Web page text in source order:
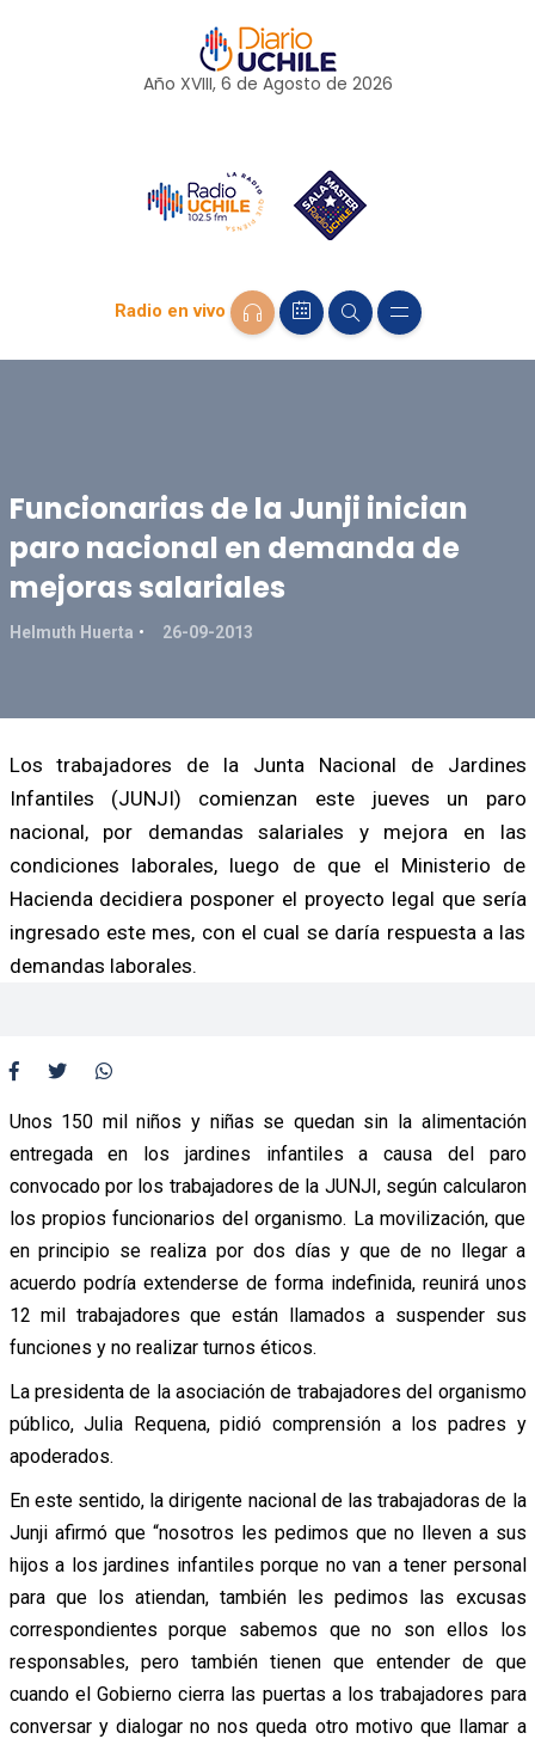
Año XVIII, 6 de Agosto de 2026
Radio en vivo
Funcionarias de la Junji inician
paro nacional en demanda de
mejoras salariales
Helmuth Huerta 26-09-2013
Los trabajadores de la Junta Nacional de Jardines
Infantiles (JUNJI) comienzan este jueves un paro
nacional, por demandas salariales y mejora en las
condiciones laborales, luego de que el Ministerio de
Hacienda decidiera posponer el proyecto legal que sería
ingresado este mes, con el cual se daría respuesta a las
demandas laborales.
Unos 150 mil niños y niñas se quedan sin la alimentación
entregada en los jardines infantiles a causa del paro
convocado por los trabajadores de la JUNJI, según calcularon
los propios funcionarios del organismo. La movilización, que
en principio se realiza por dos días y que de no llegar a
acuerdo podría extenderse de forma indefinida, reunirá unos
12 mil trabajadores que están llamados a suspender sus
funciones y no realizar turnos éticos.
La presidenta de la asociación de trabajadores del organismo
público, Julia Requena, pidió comprensión a los padres y
apoderados.
En este sentido, la dirigente nacional de las trabajadoras de la
Junji afirmó que “nosotros les pedimos que no lleven a sus
hijos a los jardines infantiles porque no van a tener personal
para que los atiendan, también les pedimos las excusas
correspondientes porque sabemos que no son ellos los
responsables, pero también tienen que entender de que
cuando el Gobierno cierra las puertas a los trabajadores para
conversar y dialogar no nos queda otro motivo que llamar a